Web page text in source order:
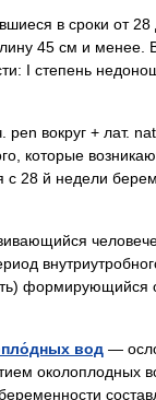
в сроки от 28
45 см и менее.
I степень
pen вокруг + лат.
которые
28 й недели
формирующийся
вод —
околоплодных